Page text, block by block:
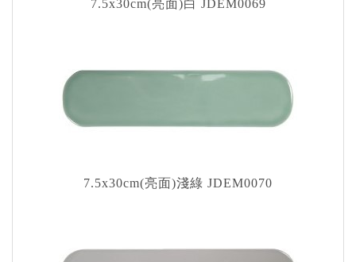
7.5x30cm(亮面)白 JDEM0069
7.5x30cm(亮面)淺綠 JDEM0070